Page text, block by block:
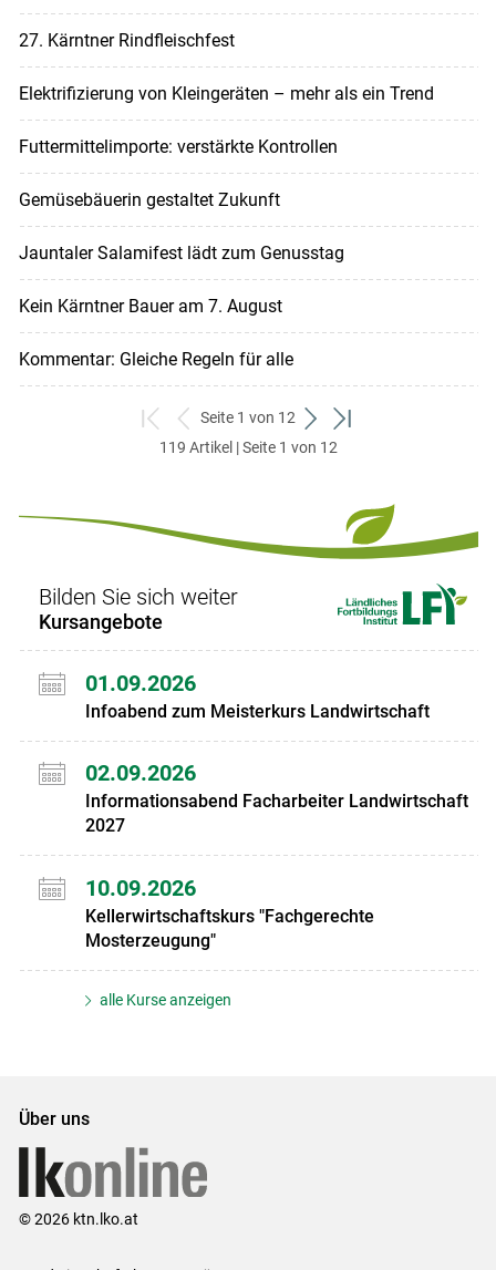
27. Kärntner Rindfleischfest
Elektrifizierung von Kleingeräten – mehr als ein Trend
Futtermittelimporte: verstärkte Kontrollen
Gemüsebäuerin gestaltet Zukunft
Jauntaler Salamifest lädt zum Genusstag
Kein Kärntner Bauer am 7. August
Kommentar: Gleiche Regeln für alle
zum
ersten
zurück
zum
Seite 1 von 12
weiter
zum
zum
119 Artikel | Seite 1 von 12
Bilden Sie sich weiter
Kursangebote
01.09.2026
Infoabend zum Meisterkurs Landwirtschaft
02.09.2026
Informationsabend Facharbeiter Landwirtschaft
2027
10.09.2026
Kellerwirtschaftskurs "Fachgerechte
Mosterzeugung"
alle Kurse anzeigen
Über uns
© 2026 ktn.lko.at